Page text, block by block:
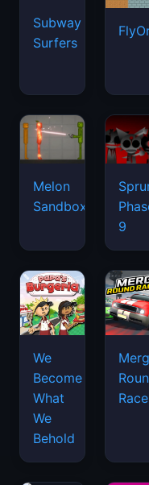
Subway
Surfers
Melon
Sandbox
9
We
Become
What
We
Behold